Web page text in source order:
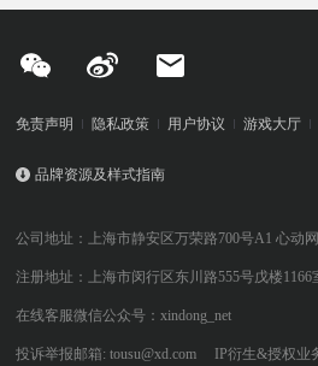
免责声明 隐私政策 用户协议 游戏大厅
品牌资源及样式指南
公司地址：上海市静安区万荣路700号A1 心动
注册地址：上海市闵行区东川路555号戊楼1166
在线客服微信公众号：xindong_net
投诉举报邮箱: tousu@xd.com IP衍生&授权业